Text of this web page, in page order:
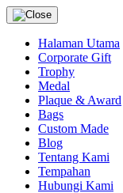
Halaman Utama
Corporate Gift
Trophy
Medal
Plaque & Award
Bags
Custom Made
Blog
Tentang Kami
Tempahan
Hubungi Kami